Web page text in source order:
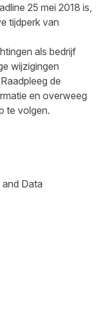
25 mei 2018 is,
tijdperk van
als bedrijf
wijzigingen
de
en overweeg
te volgen.
Data